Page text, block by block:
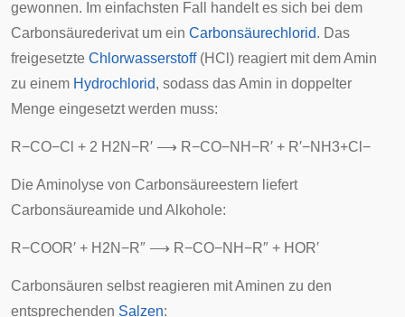
gewonnen. Im einfachsten Fall handelt es sich bei dem
Carbonsäurederivat um ein Carbonsäurechlorid. Das
freigesetzte Chlorwasserstoff(HCl) reagiert mit dem Amin
zu einem Hydrochlorid, sodass das Amin in doppelter
Menge eingesetzt werden muss:
R−CO−C + 2 H 2N−R′ ⟶ R−CO−N H−R′ + R′−N H3+C −
Die Aminolyse von Carbonsäureestern liefert
Carbonsäureamide und Alkohole:
R−COOR′ + H 2N−R″ ⟶ R−CO−N H−R″ + HOR′
Carbonsäuren selbst reagieren mit Aminen zu den
entsprechenden Salzen: